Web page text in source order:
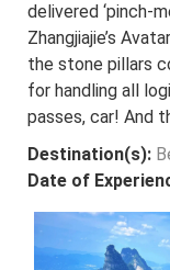
delivered ‘pinch-
Zhangjiajie’s
the stone pillars
for handling all
passes, car! And
Destination(s):
Date of